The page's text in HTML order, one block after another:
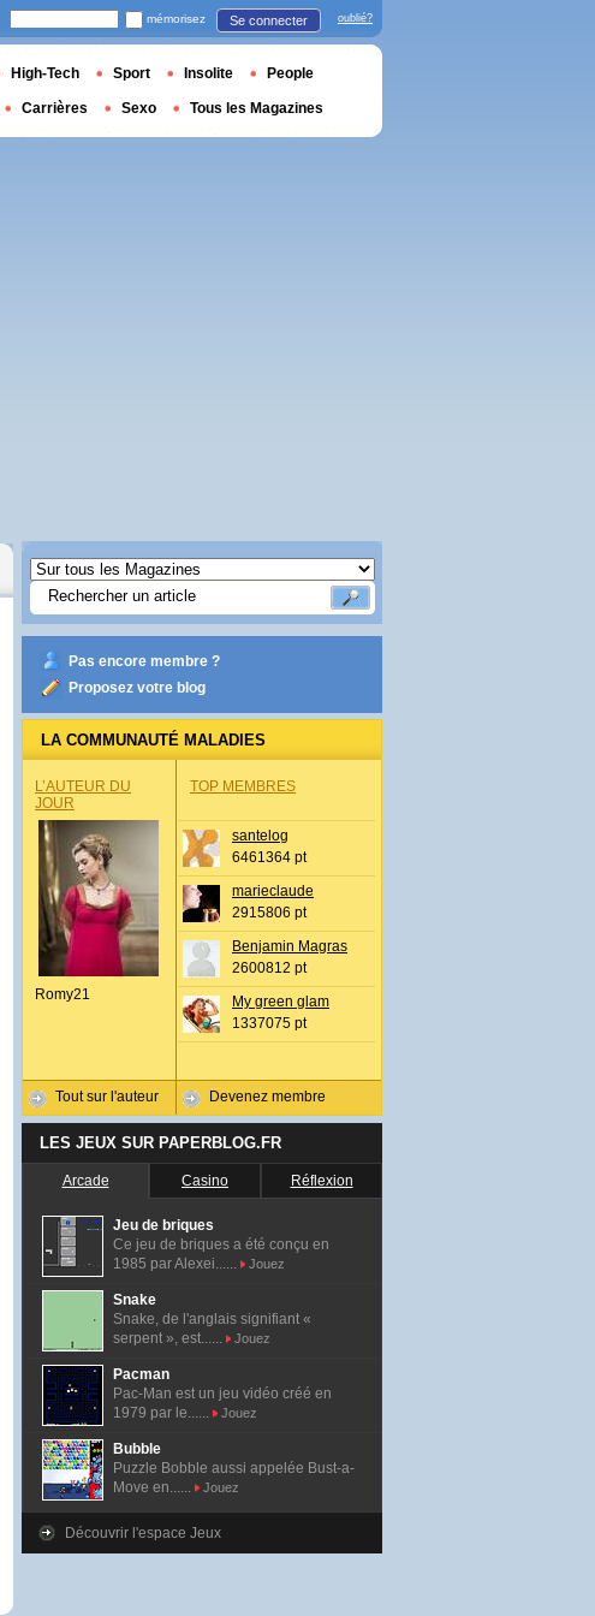
Pas encore membre ?
Proposez votre blog
LA COMMUNAUTÉ MALADIES
L’AUTEUR DU
JOUR
Romy21
Tout sur l'auteur
TOP MEMBRES
santelog
6461364 pt
marieclaude
2915806 pt
Benjamin Magras
2600812 pt
My green glam
1337075 pt
Devenez membre
LES JEUX SUR PAPERBLOG.FR
Arcade Casino Réflexion
Jeu de briques
Ce jeu de briques a été conçu en
1985 par Alexei......
Jouez
Snake
Snake, de l'anglais signifiant «
serpent », est......
Jouez
Pacman
Pac-Man est un jeu vidéo créé en
1979 par le......
Jouez
Bubble
Puzzle Bobble aussi appelée Bust-a-
Move en......
Jouez
Découvrir l'espace Jeux
mémorisez Se connecter oublié?
High-Tech Sport Insolite People
Carrières Sexo Tous les Magazines